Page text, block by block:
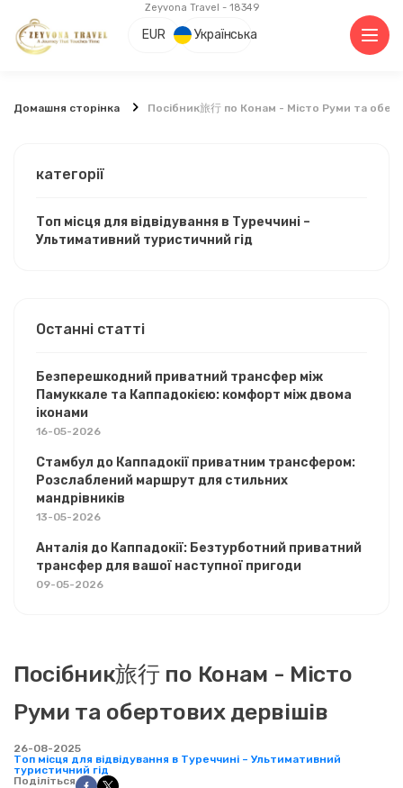
Zeyvona Travel - 18349
EUR Українська
Домашня сторінка Посібник旅行 по Конам - Місто Руми та
Посібник旅行 по Конам - Місто
Руми та обертових дервішів
26-08-2025
Топ місця для відвідування в Туреччині – Ультимативний
туристичний гід
Поділіться
категорії
Топ місця для відвідування в Туреччині –
Ультимативний туристичний гід
Останні статті
Безперешкодний приватний трансфер між
Памуккале та Каппадокією: комфорт між двома
іконами
16-05-2026
Стамбул до Каппадокії приватним трансфером:
Розслаблений маршрут для стильних
мандрівників
13-05-2026
Анталія до Каппадокії: Безтурботний приватний
трансфер для вашої наступної пригоди
09-05-2026